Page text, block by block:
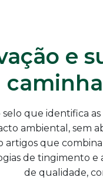
e
que identifica
ambiental, sem
artigos que
de tingimento e
de qualidade,